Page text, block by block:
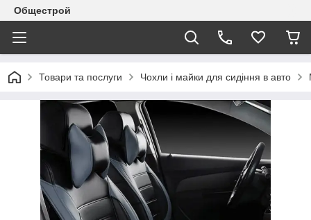
Общестрой
Товари та послуги Чохли і майки для сидіння в авто